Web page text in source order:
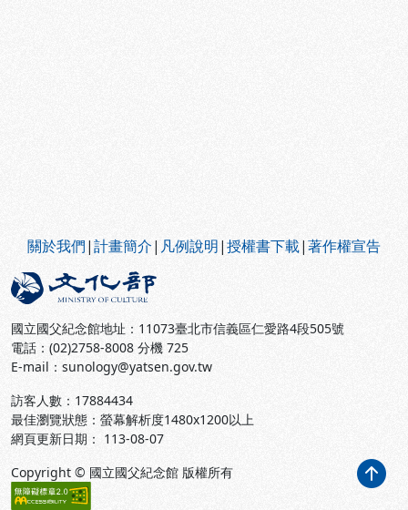
關於我們|計畫簡介| 凡例說明|授權書下載|著作權宣告
國立國父紀念館地址：11073臺北市信義區仁愛路4段505號
電話：(02)2758-8008 分機 725
E-mail：sunology@yatsen.gov.tw
訪客人數： 17884434
最佳瀏覽狀態：螢幕解析度1480x1200以上
網頁更新日期： 113-08-07
Copyright © 國立國父紀念館 版權所有